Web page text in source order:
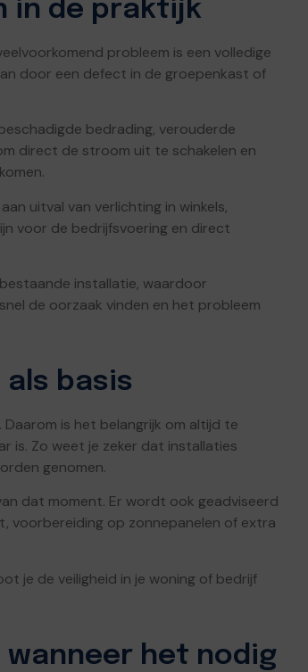
in de praktijk
probleem is een volledige
door een defect in de groepenkast of
bedrading, verouderde
direct de stroom uit te schakelen en
uitval van verlichting in winkels,
voor de bedrijfsvoering en direct
installatie, waardoor
de oorzaak vinden en het probleem
basis
is het belangrijk om altijd te
is. Zo weet je zeker dat installaties
genomen.
dat moment. Er wordt ook geadviseerd
voorbereiding op zonnepanelen of extra
je de veiligheid in je woning of bedrijf
wanneer het nodig